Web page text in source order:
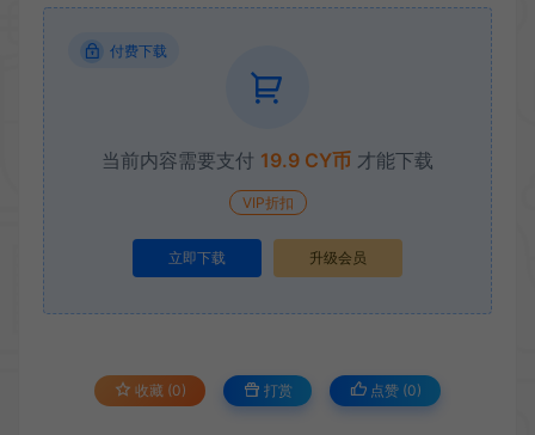
付费下载
当前内容需要支付 19.9 CY币 才能下载
VIP折扣
立即下载 升级会员
收藏 (0) 打赏 点赞 (0)